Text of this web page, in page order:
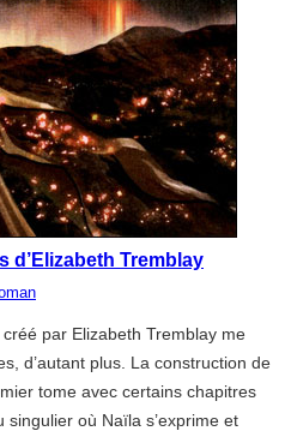
d’Elizabeth Tremblay
par Elizabeth Tremblay me
d’autant plus. La construction de
tome avec certains chapitres
où Naïla s’exprime et